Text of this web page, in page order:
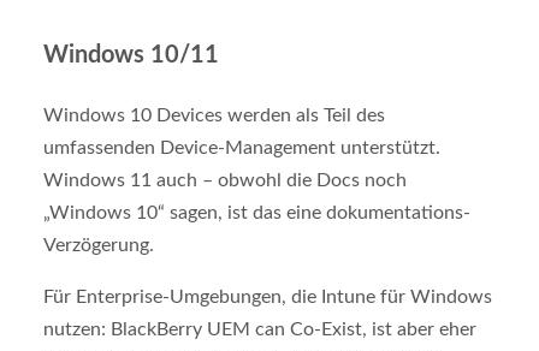
Windows 10/11
Windows 10 Devices werden als Teil des
umfassenden Device-Management unterstützt.
Windows 11 auch – obwohl die Docs noch
„Windows 10“ sagen, ist das eine dokumentations-
Verzögerung.
Für Enterprise-Umgebungen, die Intune für Windows
nutzen: BlackBerry UEM can Co-Exist, ist aber eher